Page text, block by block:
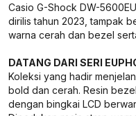
Casio G-Shock DW-
dirilis tahun 2023, tampak
warna cerah dan bezel
DATANG DARI SERI
Koleksi yang hadir
bold dan cerah. Resin
dengan bingkai LCD